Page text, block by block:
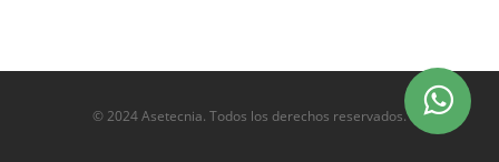
© 2024 Asetecnia. Todos los derechos reservados.